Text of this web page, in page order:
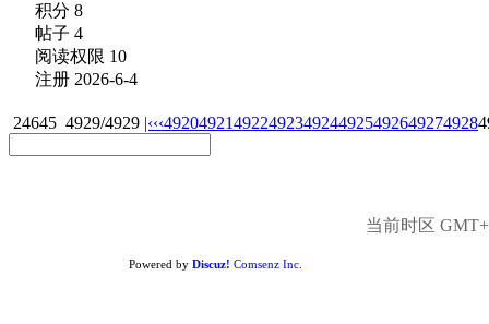
积分 8
帖子 4
阅读权限 10
注册 2026-6-4
24645 4929/4929 |‹‹‹492049214922492349244925492649274928
当前时区
Powered by Discuz! Comsenz Inc.